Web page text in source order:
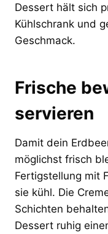
Dessert hält sich
Kühlschrank und
Geschmack.
Frische
servieren
Damit dein
möglichst frisch
Fertigstellung mit
sie kühl. Die
Schichten
Dessert ruhig